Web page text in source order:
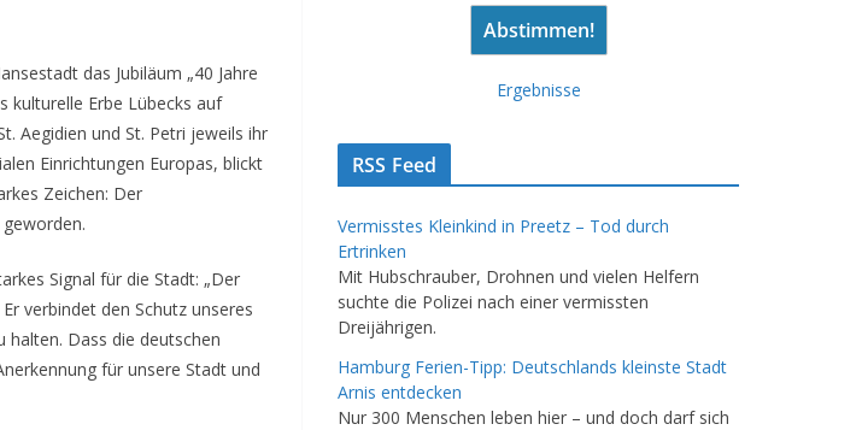
das Jubiläum „40 Jahre
kulturelle Erbe Lübecks auf
Aegidien und St. Petri jeweils ihr
Einrichtungen Europas, blickt
Zeichen: Der
Signal für die Stadt: „Der
verbindet den Schutz unseres
halten. Dass die deutschen
für unsere Stadt und
Ergebnisse
RSS Feed
Vermisstes Kleinkind in Preetz – Tod durch
Ertrinken
Mit Hubschrauber, Drohnen und vielen Helfern
suchte die Polizei nach einer vermissten
Dreijährigen.
Hamburg Ferien-Tipp: Deutschlands kleinste Stadt
Arnis entdecken
Nur 300 Menschen leben hier – und doch darf sich